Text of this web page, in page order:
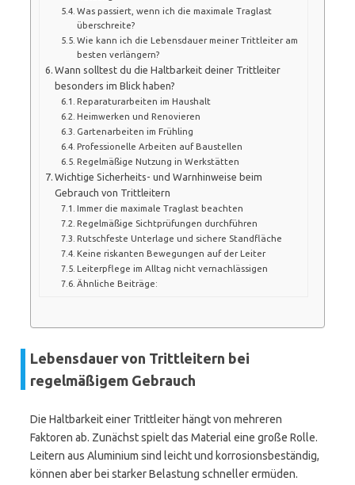
Was passiert, wenn ich die maximale Traglast
überschreite?
Wie kann ich die Lebensdauer meiner Trittleiter am
besten verlängern?
Wann solltest du die Haltbarkeit deiner Trittleiter
besonders im Blick haben?
Reparaturarbeiten im Haushalt
Heimwerken und Renovieren
Gartenarbeiten im Frühling
Professionelle Arbeiten auf Baustellen
Regelmäßige Nutzung in Werkstätten
Wichtige Sicherheits- und Warnhinweise beim
Gebrauch von Trittleitern
Immer die maximale Traglast beachten
Regelmäßige Sichtprüfungen durchführen
Rutschfeste Unterlage und sichere Standfläche
Keine riskanten Bewegungen auf der Leiter
Leiterpflege im Alltag nicht vernachlässigen
Ähnliche Beiträge:
Lebensdauer von Trittleitern bei
regelmäßigem Gebrauch
Die Haltbarkeit einer Trittleiter hängt von mehreren
Faktoren ab. Zunächst spielt das Material eine große Rolle.
Leitern aus Aluminium sind leicht und korrosionsbeständig,
können aber bei starker Belastung schneller ermüden.